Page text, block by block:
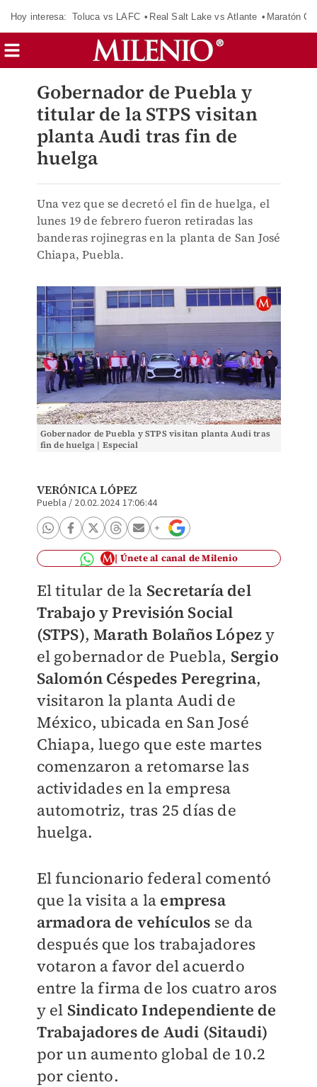
Hoy interesa: Toluca vs LAFC Real Salt Lake vs Atlante Maratón
Gobernador de Puebla y
titular de la STPS visitan
planta Audi tras fin de
huelga
Una vez que se decretó el fin de huelga, el
lunes 19 de febrero fueron retiradas las
banderas rojinegras en la planta de San José
Chiapa, Puebla.
Gobernador de Puebla y STPS visitan planta Audi tras
fin de huelga | Especial
VERÓNICA LÓPEZ
Puebla / 20.02.2024 17:06:44
Únete al canal de Milenio
El titular de la Secretaría del
Trabajo y Previsión Social
(STPS),Marath Bolaños Lópezy
el gobernador de Puebla, Sergio
Salomón Céspedes Peregrina,
visitaron la planta Audi de
México, ubicada en San José
Chiapa, luego que este martes
comenzaron a retomarse las
actividades en la empresa
automotriz, tras 25 días de
huelga.
El funcionario federal comentó
que la visita a la empresa
armadora de vehículos se da
después que los trabajadores
votaron a favor del acuerdo
entre la firma de los cuatro aros
y el Sindicato Independiente de
Trabajadores de Audi (Sitaudi)
por un aumento global de 10.2
por ciento.